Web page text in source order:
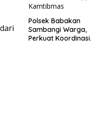
Polsek Babakan
Sambangi Warga,
Perkuat Koordinasi